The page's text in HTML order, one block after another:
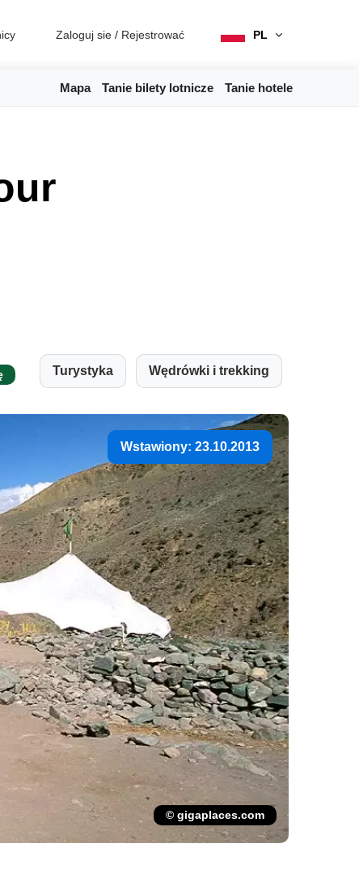
Zaloguj sie / Rejestrować PL
Mapa Tanie bilety lotnicze Tanie hotele
Turystyka Wędrówki i trekking
Wstawiony: 23.10.2013
© gigaplaces.com